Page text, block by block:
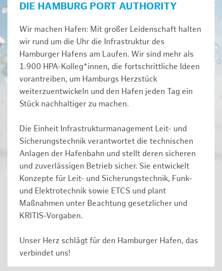
DIE HAMBURG PORT AUTHORITY
Wir machen Hafen: Mit großer Leidenschaft halten
wir rund um die Uhr die Infrastruktur des
Hamburger Hafens am Laufen. Wir sind mehr als
1.900 HPA-Kolleg*innen, die fortschrittliche Ideen
vorantreiben, um Hamburgs Herzstück
weiterzuentwickeln und den Hafen jeden Tag ein
Stück nachhaltiger zu machen.
Die Einheit Infrastrukturmanagement Leit- und
Sicherungstechnik verantwortet die technischen
Anlagen der Hafenbahn und stellt deren sicheren
und zuverlässigen Betrieb sicher. Sie entwickelt
Konzepte für Leit- und Sicherungstechnik, Funk‑
und Elektrotechnik sowie ETCS und plant
Maßnahmen unter Beachtung gesetzlicher und
KRITIS‑Vorgaben.
Unser Herz schlägt für den Hamburger Hafen, das
verbindet uns!